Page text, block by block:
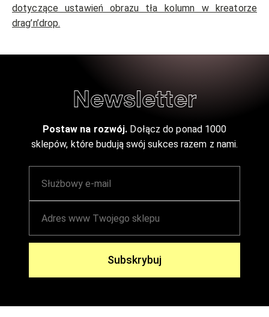
dotyczące ustawień obrazu tła kolumn w kreatorze
drag’n’drop.
Newsletter
Postaw na rozwój. Dołącz do ponad 1000
sklepów, które budują swój sukces razem z nami.
Subskrybuj